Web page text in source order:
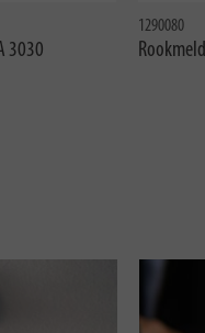
3030
1290080